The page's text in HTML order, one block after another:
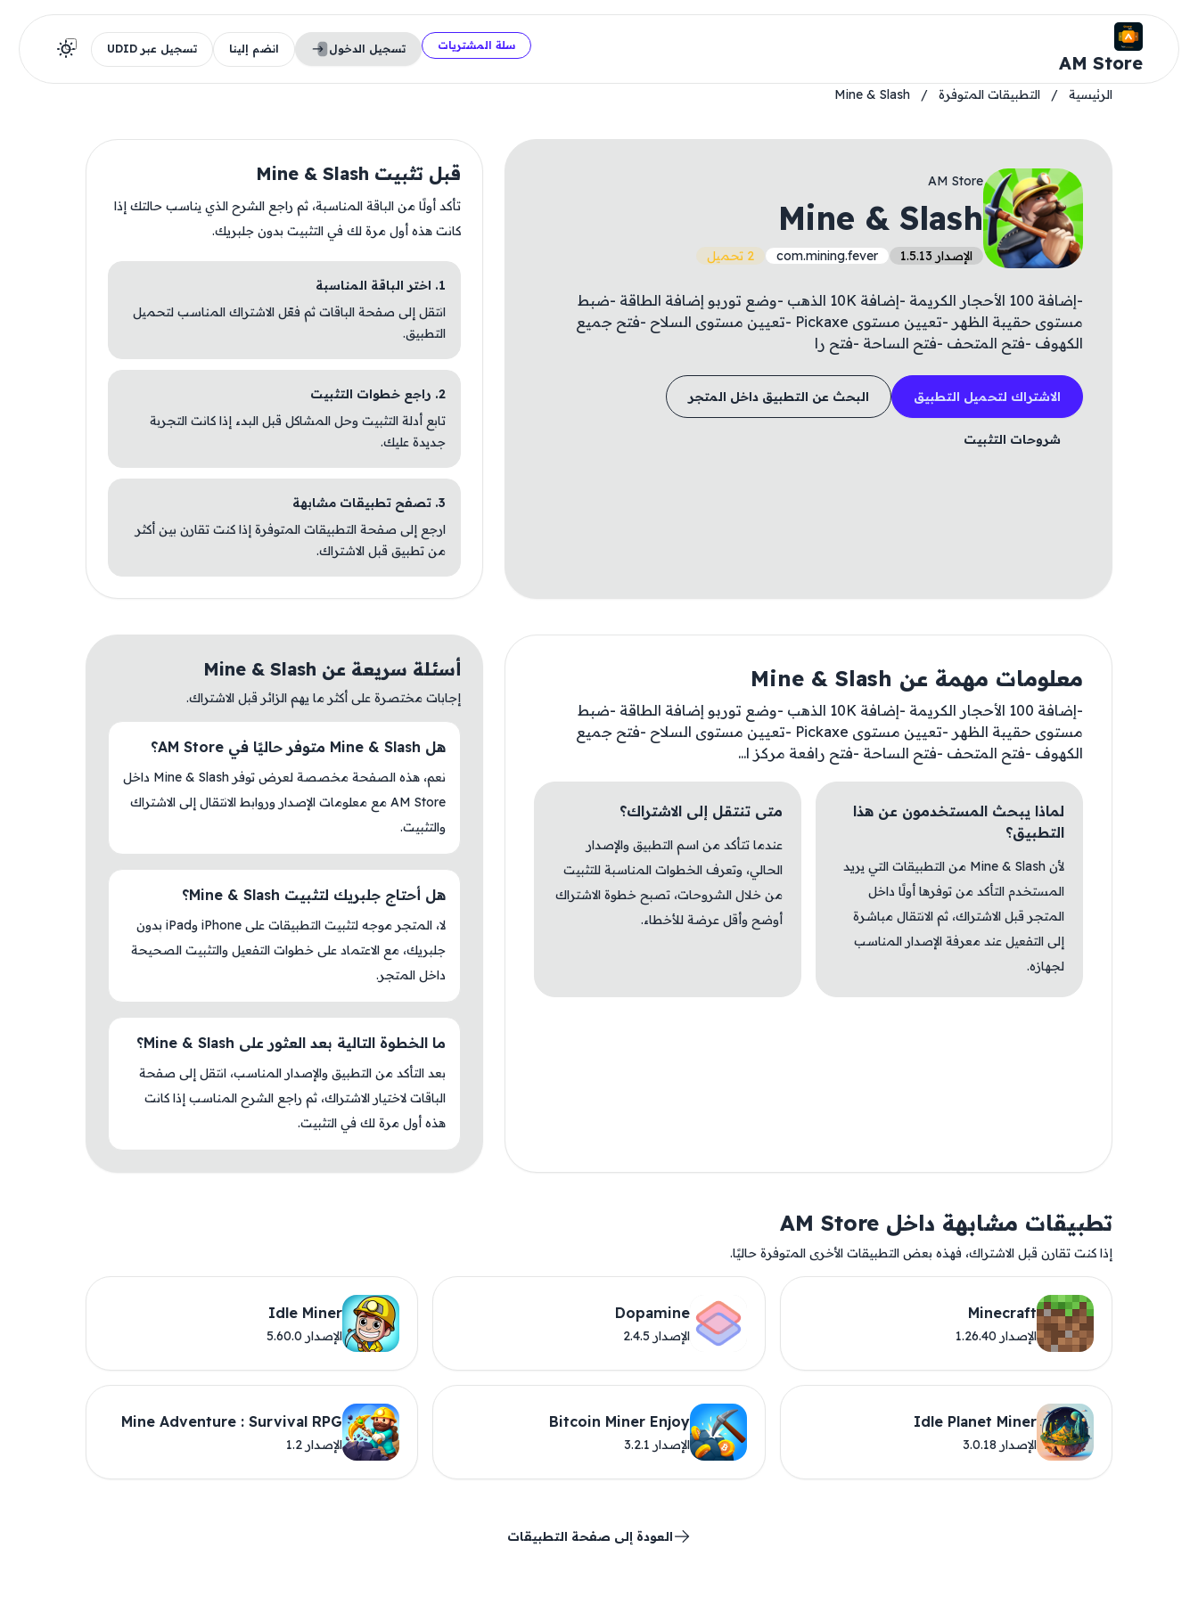
AM Store
سلة المشتريات تسجيل الدخول انضم إلينا تسجيل عبر UDID
الرئيسية / التطبيقات المتوفرة /
Mine & Slash
AM Store
Mine & Slash
الإصدار 1.5.13 com.mining.fever 2 تحميل
-إضافة 100 الأحجار الكريمة -إضافة 10K الذهب -وضع توربو إضافة الطاقة -ضبط
مستوى حقيبة الظهر -تعيين مستوى Pickaxe -تعيين مستوى السلاح -فتح جميع
الكهوف -فتح المتحف -فتح الساحة -فتح را
الاشتراك لتحميل التطبيق البحث عن التطبيق داخل المتجر
شروحات التثبيت
قبل تثبيت Mine & Slash
تأكد أولًا من الباقة المناسبة، ثم راجع الشرح الذي يناسب حالتك إذا
كانت هذه أول مرة لك في التثبيت بدون جلبريك.
1. اختر الباقة المناسبة
انتقل إلى صفحة الباقات ثم فعّل الاشتراك المناسب لتحميل
التطبيق.
2. راجع خطوات التثبيت
تابع أدلة التثبيت وحل المشاكل قبل البدء إذا كانت التجربة
جديدة عليك.
3. تصفح تطبيقات مشابهة
ارجع إلى صفحة التطبيقات المتوفرة إذا كنت تقارن بين أكثر
من تطبيق قبل الاشتراك.
معلومات مهمة عن Mine & Slash
-إضافة 100 الأحجار الكريمة -إضافة 10K الذهب -وضع توربو إضافة الطاقة -ضبط
مستوى حقيبة الظهر -تعيين مستوى Pickaxe -تعيين مستوى السلاح -فتح جميع
الكهوف -فتح المتحف -فتح الساحة -فتح رافعة مركز ا...
لماذا يبحث المستخدمون عن هذا
التطبيق؟
لأن Mine & Slash من التطبيقات التي يريد
المستخدم التأكد من توفرها أولًا داخل
المتجر قبل الاشتراك، ثم الانتقال مباشرة
إلى التفعيل عند معرفة الإصدار المناسب
لجهازه.
متى تنتقل إلى الاشتراك؟
عندما تتأكد من اسم التطبيق والإصدار
الحالي، وتعرف الخطوات المناسبة للتثبيت
من خلال الشروحات، تصبح خطوة الاشتراك
أوضح وأقل عرضة للأخطاء.
أسئلة سريعة عن Mine & Slash
إجابات مختصرة على أكثر ما يهم الزائر قبل الاشتراك.
هل Mine & Slash متوفر حاليًا في AM Store؟
نعم، هذه الصفحة مخصصة لعرض توفر Mine & Slash داخل
AM Store مع معلومات الإصدار وروابط الانتقال إلى الاشتراك
والتثبيت.
هل أحتاج جلبريك لتثبيت Mine & Slash؟
لا، المتجر موجه لتثبيت التطبيقات على iPhone وiPad بدون
جلبريك، مع الاعتماد على خطوات التفعيل والتثبيت الصحيحة
داخل المتجر.
ما الخطوة التالية بعد العثور على Mine & Slash؟
بعد التأكد من التطبيق والإصدار المناسب، انتقل إلى صفحة
الباقات لاختيار الاشتراك، ثم راجع الشرح المناسب إذا كانت
هذه أول مرة لك في التثبيت.
تطبيقات مشابهة داخل AM Store
إذا كنت تقارن قبل الاشتراك، فهذه بعض التطبيقات الأخرى المتوفرة حاليًا.
Minecraft
الإصدار 1.26.40
Dopamine
الإصدار 2.4.5
Idle Miner
الإصدار 5.60.0
Idle Planet Miner
الإصدار 3.0.18
Bitcoin Miner Enjoy
الإصدار 3.2.1
Mine Adventure : Survival RPG
الإصدار 1.2
العودة إلى صفحة التطبيقات